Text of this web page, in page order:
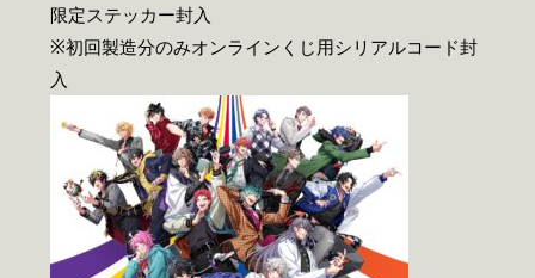
限定ステッカー封入
※初回製造分のみオンラインくじ用シリアルコード封
入